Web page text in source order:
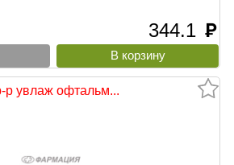
344.1 руб
р увлаж офтальм...